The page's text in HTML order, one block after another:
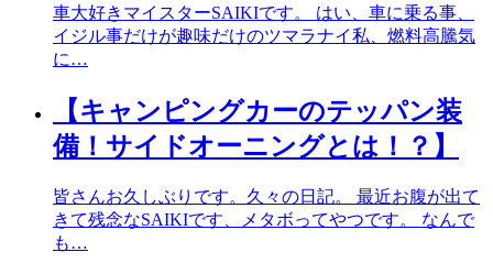
車大好きマイスターSAIKIです。 はい、車に乗る事、
イジル事だけが趣味だけのツマラナイ私、燃料高騰気
に…
【キャンピングカーのテッパン装
備！サイドオーニングとは！？】
皆さんお久しぶりです。久々の日記。 最近お腹が出て
きて残念なSAIKIです、メタボってやつです。 なんで
も…